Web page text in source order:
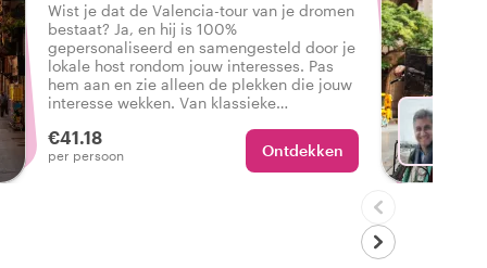
Wist je dat de Valencia-tour van je dromen
bestaat? Ja, en hij is 100%
gepersonaliseerd en samengesteld door je
lokale host rondom jouw interesses. Pas
hem aan en zie alleen de plekken die jouw
interesse wekken. Van klassieke
door de buurt - jouw wensen zijn onze
opdracht!
€41.18
per persoon Ontdekken